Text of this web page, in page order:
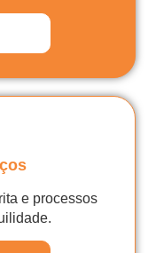
e processos